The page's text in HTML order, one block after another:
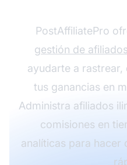
PostAffiliatePro
gestión de afiliados
ayudarte a
tus ganancias en
Administra afiliados
comisiones en
analíticas para hacer